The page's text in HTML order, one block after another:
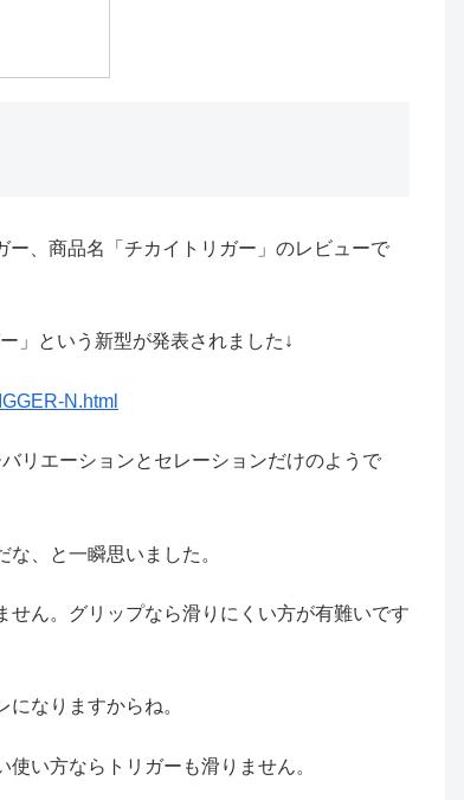
、商品名「チカイトリガー」のレビューで
」という新型が発表されました↓
N.html
リエーションとセレーションだけのようで
、と一瞬思いました。
ん。グリップなら滑りにくい方が有難いです
なりますからね。
い方ならトリガーも滑りません。